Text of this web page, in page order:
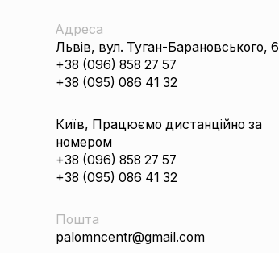
Адреса
Львів, вул. Туган-Барановського, 6
+38 (096) 858 27 57
+38 (095) 086 41 32
Київ, Працюємо дистанційно за
номером
+38 (096) 858 27 57
+38 (095) 086 41 32
Пошта
palomncentr@gmail.com